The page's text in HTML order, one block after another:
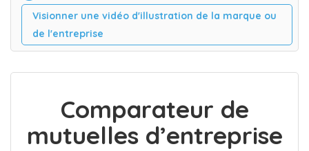
Visionner une vidéo d'illustration de la marque ou
de l'entreprise
Comparateur de
mutuelles d’entreprise